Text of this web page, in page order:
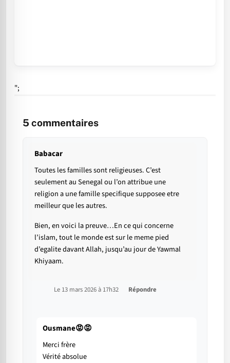
";
5 commentaires
Babacar
Toutes les familles sont religieuses. C’est
seulement au Senegal ou l’on attribue une
religion a une famille specifique supposee etre
meilleur que les autres.
Bien, en voici la preuve…En ce qui concerne
l’islam, tout le monde est sur le meme pied
d’egalite davant Allah, jusqu’au jour de Yawmal
Khiyaam.
Le 13 mars 2026 à 17h32 Répondre
Ousmane😡😡
Merci frère
Vérité absolue